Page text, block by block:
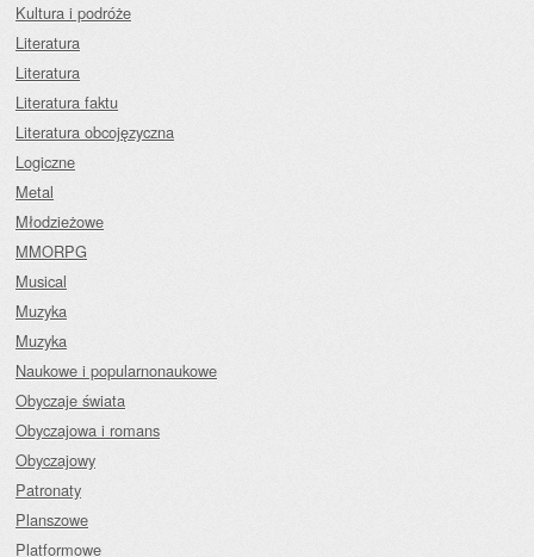
Kultura i podróże
Literatura
Literatura
Literatura faktu
Literatura obcojęzyczna
Logiczne
Metal
Młodzieżowe
MMORPG
Musical
Muzyka
Muzyka
Naukowe i popularnonaukowe
Obyczaje świata
Obyczajowa i romans
Obyczajowy
Patronaty
Planszowe
Platformowe